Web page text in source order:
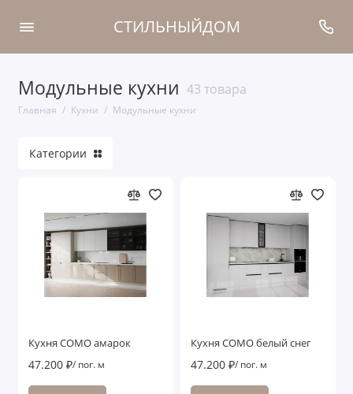
СТИЛЬНЫЙДОМ
Модульные кухни 43 товара
Главная Кухни Модульные кухни
Модульные кухни
Модули
Категории
Кухня COMO амарок
47.200 ₽/ пог. м
Кухня COMO белый снег
47.200 ₽/ пог. м